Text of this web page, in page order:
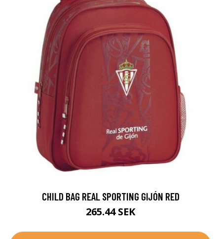
CHILD BAG REAL SPORTING GIJÓN RED
265.44 SEK